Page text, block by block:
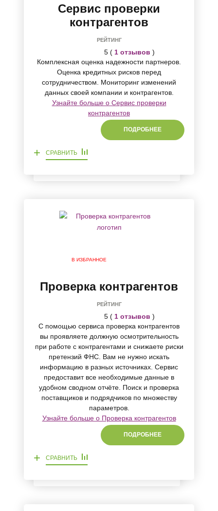
Сервис проверки
контрагентов
РЕЙТИНГ
5 ( 1 отзывов )
Комплексная оценка надежности партнеров.
Оценка кредитных рисков перед
сотрудничеством. Мониторинг изменений
данных своей компании и контрагентов.
Узнайте больше о Сервис проверки
контрагентов
ПОДРОБНЕЕ
+ СРАВНИТЬ
В ИЗБРАННОЕ
Проверка контрагентов
РЕЙТИНГ
5 ( 1 отзывов )
С помощью сервиса проверка контрагентов
вы проявляете должную осмотрительность
при работе с контрагентами и снижаете риски
претензий ФНС. Вам не нужно искать
информацию в разных источниках. Сервис
предоставит все необходимые данные в
удобном сводном отчёте. Поиск и проверка
поставщиков и подрядчиков по множеству
параметров.
Узнайте больше о Проверка контрагентов
ПОДРОБНЕЕ
+ СРАВНИТЬ